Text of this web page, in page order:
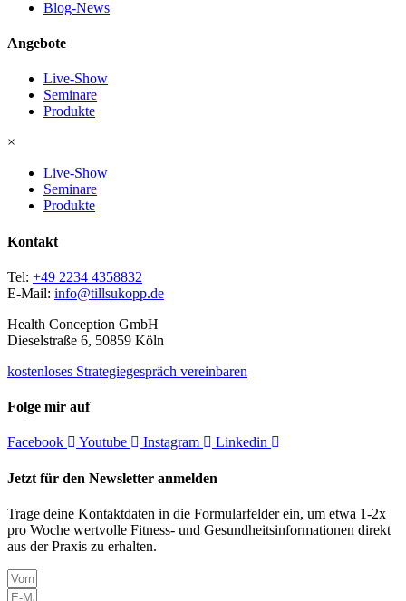
Blog-News
Angebote
Live-Show
Seminare
Produkte
×
Live-Show
Seminare
Produkte
Kontakt
Tel: +49 2234 4358832
E-Mail: info@tillsukopp.de
Health Conception GmbH
Dieselstraße 6, 50859 Köln
kostenloses Strategiegespräch vereinbaren
Folge mir auf
Facebook Youtube Instagram Linkedin
Jetzt für den Newsletter anmelden
Trage deine Kontaktdaten in die Formularfelder ein, um etwa 1-2x
pro Woche wertvolle Fitness- und Gesundheitsinformationen direkt
aus der Praxis zu erhalten.